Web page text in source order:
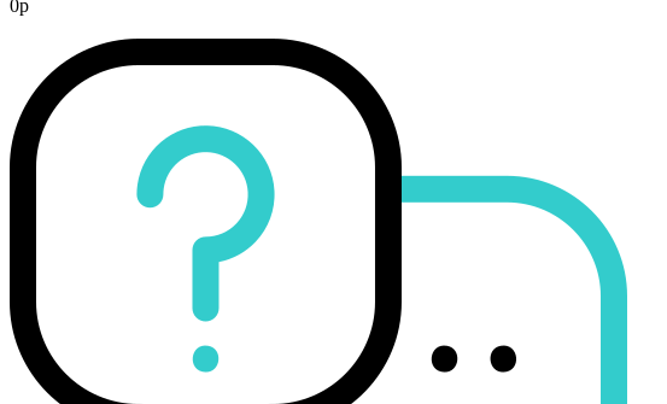
0р